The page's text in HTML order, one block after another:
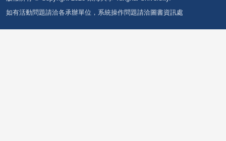
如有活動問題請洽各承辦單位，系統操作問題請洽圖書資訊處